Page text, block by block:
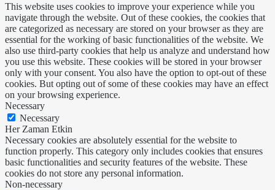
This website uses cookies to improve your experience while you
navigate through the website. Out of these cookies, the cookies that
are categorized as necessary are stored on your browser as they are
essential for the working of basic functionalities of the website. We
also use third-party cookies that help us analyze and understand how
you use this website. These cookies will be stored in your browser
only with your consent. You also have the option to opt-out of these
cookies. But opting out of some of these cookies may have an effect
on your browsing experience.
Necessary
Necessary
Her Zaman Etkin
Necessary cookies are absolutely essential for the website to
function properly. This category only includes cookies that ensures
basic functionalities and security features of the website. These
cookies do not store any personal information.
Non-necessary